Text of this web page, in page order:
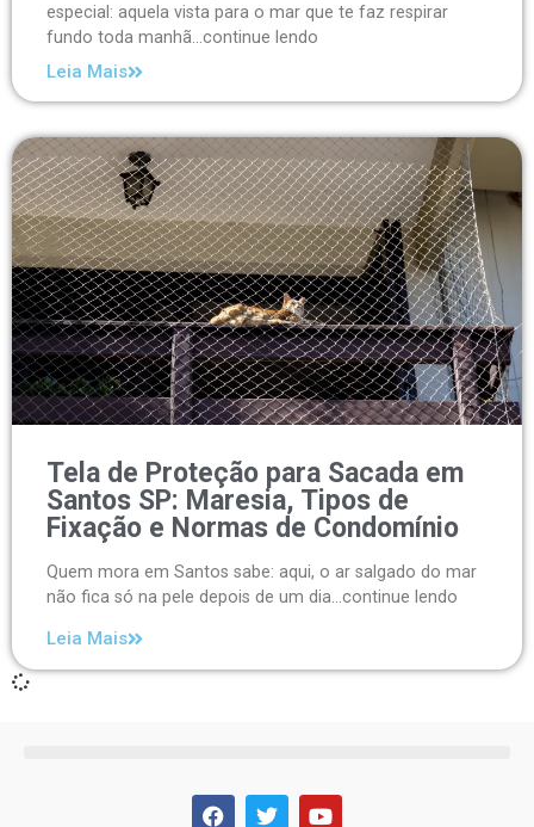
especial: aquela vista para o mar que te faz respirar
fundo toda manhã...continue lendo
Leia Mais
Tela de Proteção para Sacada em
Santos SP: Maresia, Tipos de
Fixação e Normas de Condomínio
Quem mora em Santos sabe: aqui, o ar salgado do mar
não fica só na pele depois de um dia...continue lendo
Leia Mais